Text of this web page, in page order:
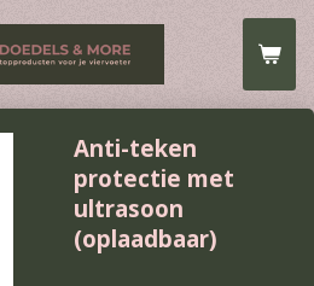
Anti-teken
protectie met
ultrasoon
(oplaadbaar)